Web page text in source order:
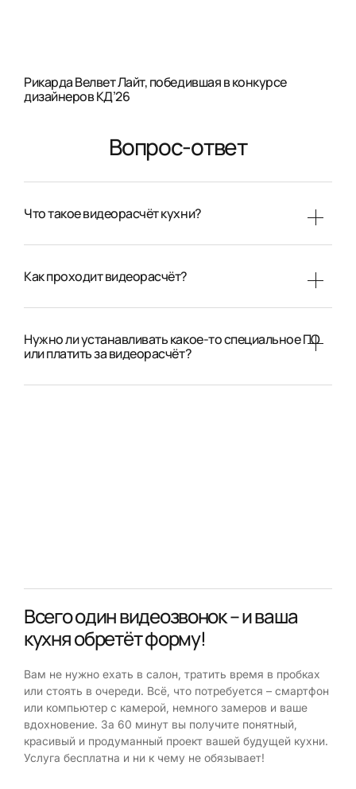
Рикарда Велвет Лайт, победившая в конкурсе
дизайнеров КД’26
Вопрос-ответ
Что такое видеорасчёт кухни?
Как проходит видеорасчёт?
Нужно ли устанавливать какое-то специальное ПО
или платить за видеорасчёт?
Всего один видеозвонок – и ваша
кухня обретёт форму!
Вам не нужно ехать в салон, тратить время в пробках
или стоять в очереди. Всё, что потребуется – смартфон
или компьютер с камерой, немного замеров и ваше
вдохновение. За 60 минут вы получите понятный,
красивый и продуманный проект вашей будущей кухни.
Услуга бесплатна и ни к чему не обязывает!